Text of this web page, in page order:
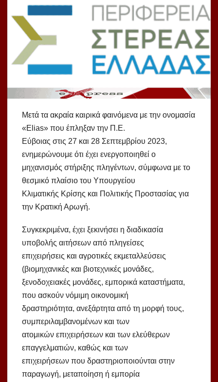
Μετά τα ακραία καιρικά φαινόμενα με την ονομασία
«Elias» που έπληξαν την Π.Ε.
Εύβοιας στις 27 και 28 Σεπτεμβρίου 2023,
ενημερώνουμε ότι έχει ενεργοποιηθεί ο
μηχανισμός στήριξης πληγέντων, σύμφωνα με το
θεσμικό πλαίσιο του Υπουργείου
Κλιματικής Κρίσης και Πολιτικής Προστασίας για
την Κρατική Αρωγή.
Συγκεκριμένα, έχει ξεκινήσει η διαδικασία
υποβολής αιτήσεων από πληγείσες
επιχειρήσεις και αγροτικές εκμεταλλεύσεις
(βιομηχανικές και βιοτεχνικές μονάδες,
ξενοδοχειακές μονάδες, εμπορικά καταστήματα,
που ασκούν νόμιμη οικονομική
δραστηριότητα, ανεξάρτητα από τη μορφή τους,
συμπεριλαμβανομένων και των
ατομικών επιχειρήσεων και των ελεύθερων
επαγγελματιών, καθώς και των
επιχειρήσεων που δραστηριοποιούνται στην
παραγωγή, μεταποίηση ή εμπορία